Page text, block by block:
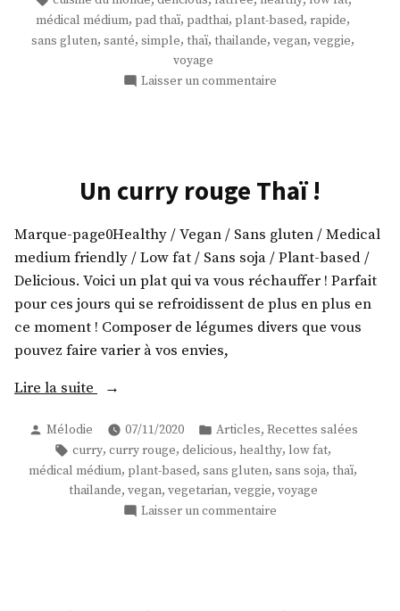
vegan
! »
médical médium, pad thaï, padthai, plant-based, rapide,
sans gluten, santé, simple, thaï, thailande, vegan, veggie,
voyage
Laisser un commentaire
!
Un curry rouge Thaï !
Marque-page0Healthy / Vegan / Sans gluten / Medical
medium friendly / Low fat / Sans soja / Plant-based /
Delicious. Voici un plat qui va vous réchauffer ! Parfait
pour ces jours qui se refroidissent de plus en plus en
ce moment ! Composer de légumes divers que vous
pouvez faire varier à vos envies,
Lire la suite « Un
rouge
Thaï
! »
Publié
par
Mélodie 07/11/2020
Publié
dans
Articles, Recettes salées
Étiquettes :
curry, curry rouge, delicious, healthy, low fat,
médical médium, plant-based, sans gluten, sans soja, thaï,
thailande, vegan, vegetarian, veggie, voyage
Laisser un commentaire